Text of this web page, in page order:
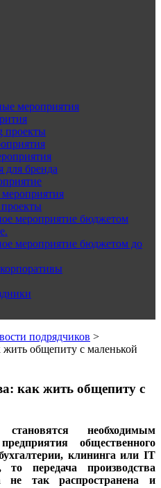
мероприятия
проекты
для бренда
мероприятие бюджетом
мероприятие бюджетом до
подрядчиков >
жить общепиту с маленькой
как жить общепиту с
необходимым
общественного
клининга или IT
передача производства
не так распространена и